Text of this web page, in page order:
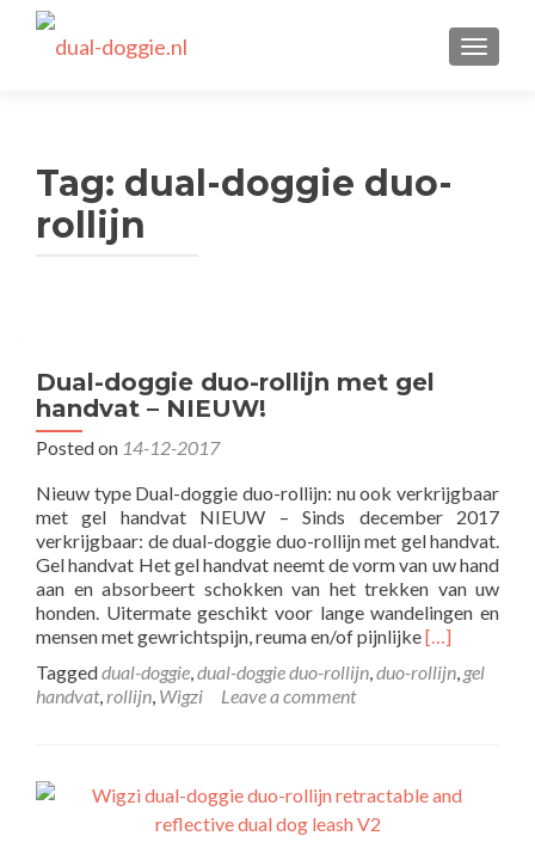
Tag: dual-doggie duo-
rollijn
Dual-doggie duo-rollijn met gel
handvat – NIEUW!
Posted on 14-12-2017
Nieuw type Dual-doggie duo-rollijn: nu ook verkrijgbaar
met gel handvat NIEUW – Sinds december 2017
verkrijgbaar: de dual-doggie duo-rollijn met gel handvat.
Gel handvat Het gel handvat neemt de vorm van uw hand
aan en absorbeert schokken van het trekken van uw
honden. Uitermate geschikt voor lange wandelingen en
mensen met gewrichtspijn, reuma en/of pijnlijkeRead
about
met
[…]
Taggeddual-doggie,dual-doggie duo-rollijn,duo-rollijn, gel
handvat,rollijn, Wigzi Leave a comment